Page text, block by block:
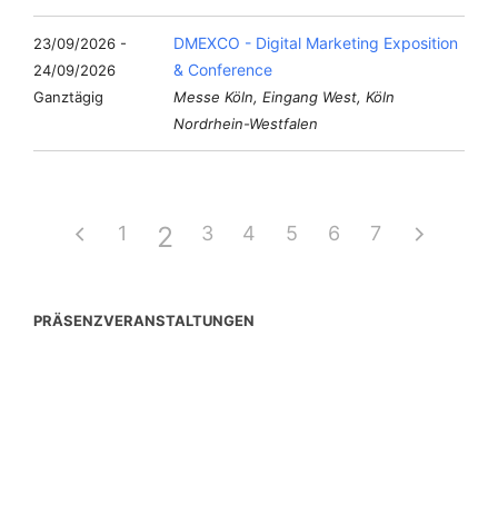
23/09/2026 -
24/09/2026
Ganztägig
DMEXCO - Digital Marketing Exposition
& Conference
Messe Köln, Eingang West, Köln
Nordrhein-Westfalen
1 2 3 4 5 6 7
PRÄSENZVERANSTALTUNGEN